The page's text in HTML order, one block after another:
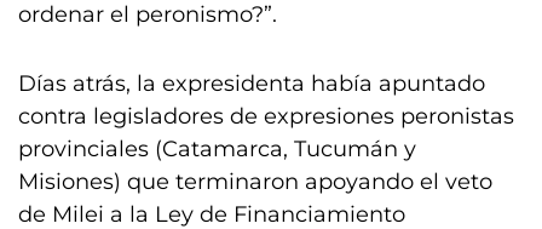
ordenar el peronismo?”.
Días atrás, la expresidenta había apuntado
contra legisladores de expresiones peronistas
provinciales (Catamarca, Tucumán y
Misiones) que terminaron apoyando el veto
de Milei a la Ley de Financiamiento